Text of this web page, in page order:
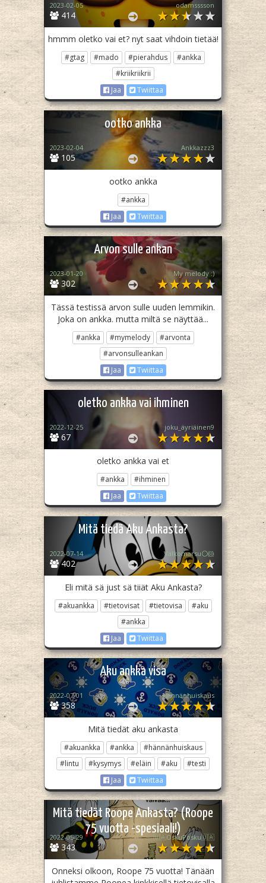
414
2023-02-05 odamsssson
hmmm oletko vai et? nyt saat vihdoin tietää!
#gtag #mado #pierahdus
#ankka
#kriikriikrii
Jaa
Twiittaa
ootko ankka
105
2023-02-04 Ankkazzz3
ootko ankka
#ankka
Jaa
Twiittaa
Arvon sulle ankan
302
2023-01-20 My melody :)
Tässä testissä arvon sulle uuden lemmikin.
Joka on ankka. mutta miltä se näyttää...
#ankka #mymelody
#arvonta
#arvonsulleankan
Jaa
Twiittaa
oletko ankka vai ihminen
67
2022-12-25 joku_äyriäinen9
oletko ankka vai et
#ankka
#ihminen
Jaa
Twiittaa
Mitä tiedä Aku Ankasta?
402
2022-07-14 Valkomarsu⚪️🐹
Eli mitä sä just sä tiiät Aku Ankasta?
#akuankka #tietovisat #tietovisa
#aku
#ankka
Jaa
Twiittaa
Aku ankka visa
358
2022-07-01 Hännänhuiskaus
Mitä tiedät aku ankasta
#akuankka #ankka
#hännänhuiskaus
#lintu
#kysymys #eläin #aku
#testi
Jaa
Twiittaa
Mitä tiedät Roope Ankasta? (Roope
75 vuotta -spesiaali!)
343
2022-05-29 🇺🇦OskuPosku🇺🇦
Onneksi olkoon, Roope 75 vuotta! Tänään